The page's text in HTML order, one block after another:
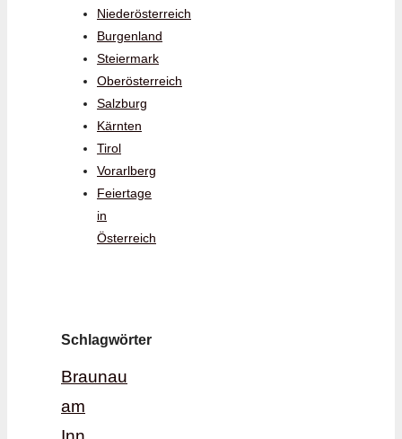
Niederösterreich
Burgenland
Steiermark
Oberösterreich
Salzburg
Kärnten
Tirol
Vorarlberg
Feiertage
in
Österreich
Schlagwörter
Braunau
am